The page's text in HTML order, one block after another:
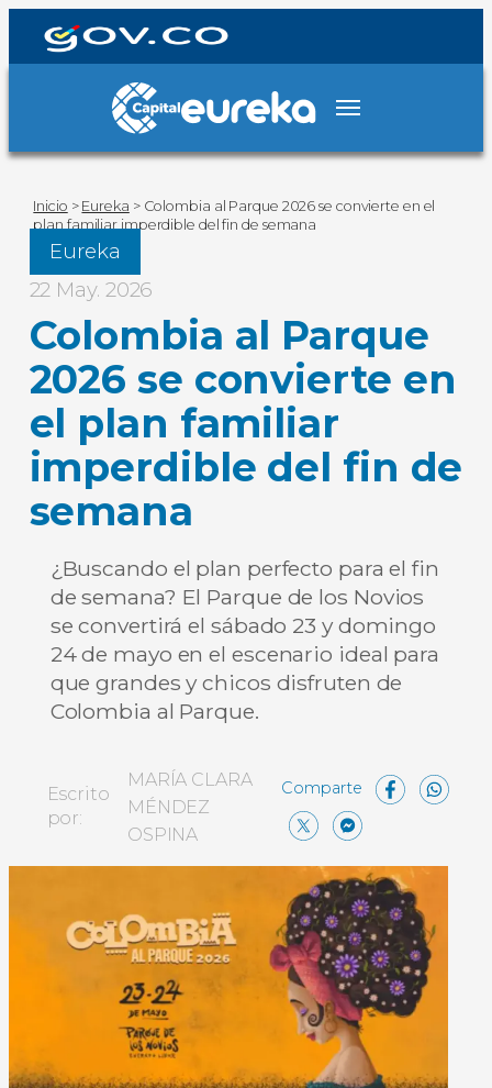
Inicio > Eureka > Colombia al Parque 2026 se convierte en el
plan familiar imperdible del fin de semana
Eureka
22 May. 2026
Colombia al Parque
2026 se convierte en
el plan familiar
imperdible del fin de
semana
¿Buscando el plan perfecto para el fin
de semana? El Parque de los Novios
se convertirá el sábado 23 y domingo
24 de mayo en el escenario ideal para
que grandes y chicos disfruten de
Colombia al Parque.
Escrito
por:
MARÍA CLARA
MÉNDEZ
OSPINA
X